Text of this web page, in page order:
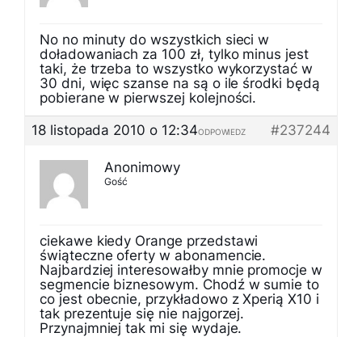
No no minuty do wszystkich sieci w
doładowaniach za 100 zł, tylko minus jest
taki, że trzeba to wszystko wykorzystać w
30 dni, więc szanse na są o ile środki będą
pobierane w pierwszej kolejności.
18 listopada 2010 o 12:34
#237244
ODPOWIEDZ
Anonimowy
Gość
ciekawe kiedy Orange przedstawi
świąteczne oferty w abonamencie.
Najbardziej interesowałby mnie promocje w
segmencie biznesowym. Chodź w sumie to
co jest obecnie, przykładowo z Xperią X10 i
tak prezentuje się nie najgorzej.
Przynajmniej tak mi się wydaje.